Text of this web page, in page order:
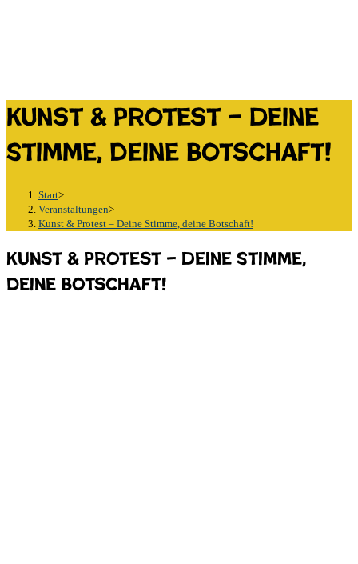
Kunst & Protest – Deine
Stimme, deine Botschaft!
Start>
Veranstaltungen>
Kunst & Protest – Deine Stimme, deine Botschaft!
Kunst & Protest – Deine Stimme,
deine Botschaft!